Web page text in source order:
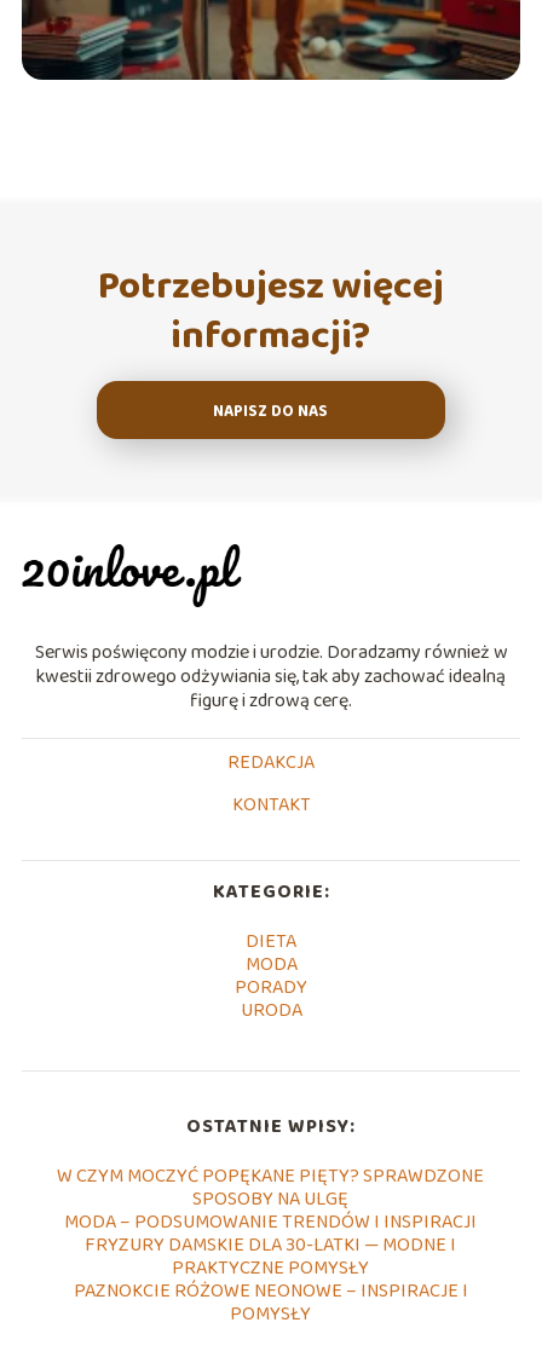
Potrzebujesz więcej
informacji?
NAPISZ DO NAS
Serwis poświęcony modzie i urodzie. Doradzamy również w
kwestii zdrowego odżywiania się, tak aby zachować idealną
figurę i zdrową cerę.
REDAKCJA
KONTAKT
KATEGORIE:
DIETA
MODA
PORADY
URODA
OSTATNIE WPISY:
W CZYM MOCZYĆ POPĘKANE PIĘTY? SPRAWDZONE
SPOSOBY NA ULGĘ
MODA – PODSUMOWANIE TRENDÓW I INSPIRACJI
FRYZURY DAMSKIE DLA 30-LATKI — MODNE I
PRAKTYCZNE POMYSŁY
PAZNOKCIE RÓŻOWE NEONOWE – INSPIRACJE I
POMYSŁY